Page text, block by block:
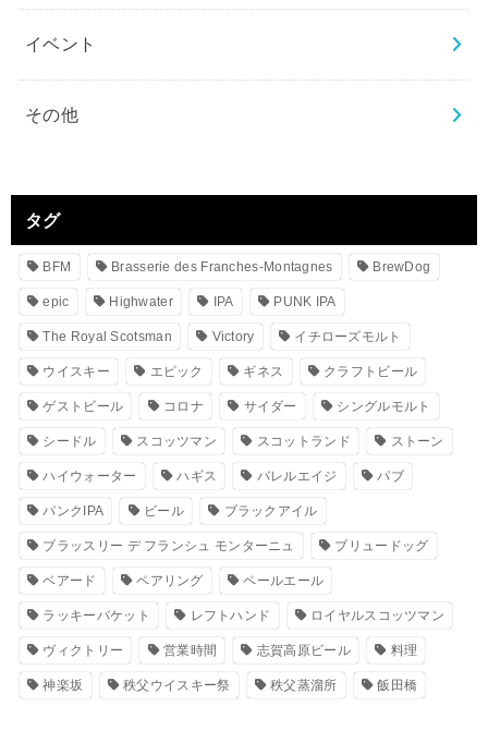
イベント
その他
タグ
BFM Brasserie des Franches-Montagnes BrewDog
epic Highwater IPA PUNK IPA
The Royal Scotsman Victory イチローズモルト
ウイスキー エピック ギネス クラフトビール
ゲストビール コロナ サイダー シングルモルト
シードル スコッツマン スコットランド ストーン
ハイウォーター ハギス バレルエイジ パブ
パンクIPA ビール ブラックアイル
ブラッスリー デ フランシュ モンターニュ ブリュードッグ
ベアード ペアリング ペールエール
ラッキーバケット レフトハンド ロイヤルスコッツマン
ヴィクトリー 営業時間 志賀高原ビール 料理
神楽坂 秩父ウイスキー祭 秩父蒸溜所 飯田橋